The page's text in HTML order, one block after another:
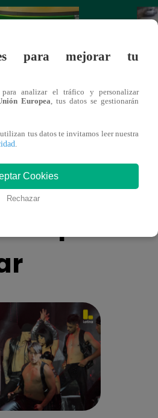
y conmueve con
para mejorar tu
analizar el tráfico y personalizar
Europea, tus datos se gestionarán
tus datos te invitamos leer nuestra
.
Cookies
Rechazar